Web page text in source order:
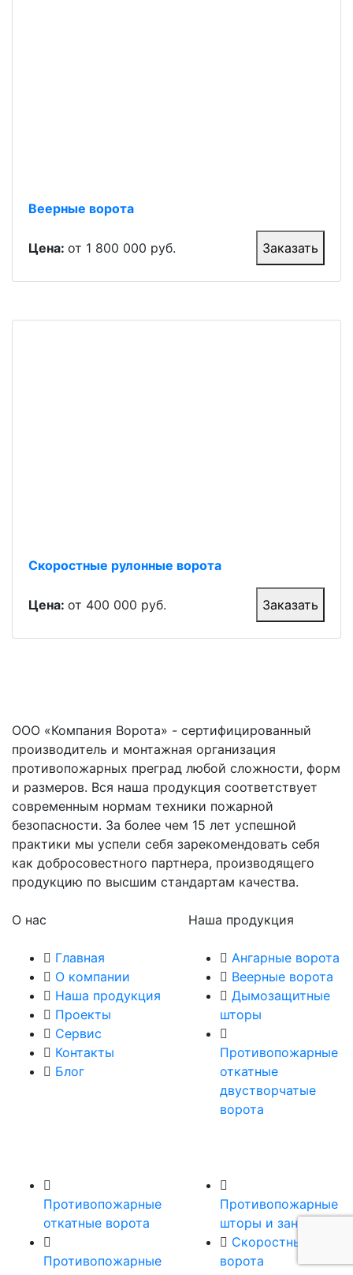
Веерные ворота
Цена: от 1 800 000 руб. Заказать
Скоростные рулонные ворота
Цена: от 400 000 руб. Заказать
ООО «Компания Ворота» - сертифицированный
производитель и монтажная организация
противопожарных преград любой сложности, форм
и размеров. Вся наша продукция соответствует
современным нормам техники пожарной
безопасности. За более чем 15 лет успешной
практики мы успели себя зарекомендовать себя
как добросовестного партнера, производящего
продукцию по высшим стандартам качества.
О нас
Главная
О компании
Наша продукция
Проекты
Сервис
Контакты
Блог
Наша продукция
Ангарные ворота
Веерные ворота
Дымозащитные
шторы
Противопожарные
откатные
двустворчатые
ворота
Противопожарные
откатные ворота
Противопожарные
Противопожарные
шторы и занавесы
Скоростные
ворота